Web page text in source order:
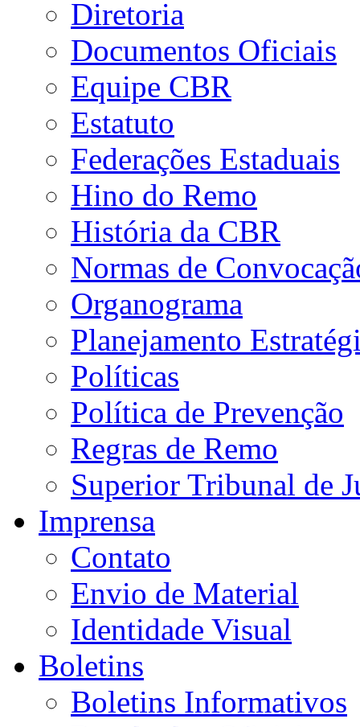
Diretoria
Documentos Oficiais
Equipe CBR
Estatuto
Federações Estaduais
Hino do Remo
História da CBR
Normas de
Organograma
Planejamento
Políticas
Política de Prevenção
Regras de Remo
Superior Tribunal de
Imprensa
Contato
Envio de Material
Identidade Visual
Boletins
Boletins Informativos